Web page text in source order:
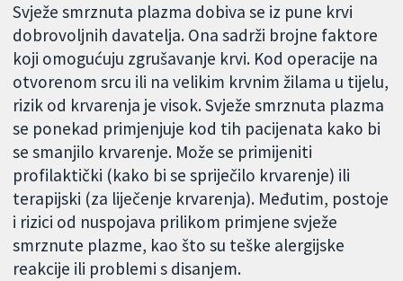
Svježe smrznuta plazma dobiva se iz pune krvi
dobrovoljnih davatelja. Ona sadrži brojne faktore
koji omogućuju zgrušavanje krvi. Kod operacije na
otvorenom srcu ili na velikim krvnim žilama u tijelu,
rizik od krvarenja je visok. Svježe smrznuta plazma
se ponekad primjenjuje kod tih pacijenata kako bi
se smanjilo krvarenje. Može se primijeniti
profilaktički (kako bi se spriječilo krvarenje) ili
terapijski (za liječenje krvarenja). Međutim, postoje
i rizici od nuspojava prilikom primjene svježe
smrznute plazme, kao što su teške alergijske
reakcije ili problemi s disanjem.